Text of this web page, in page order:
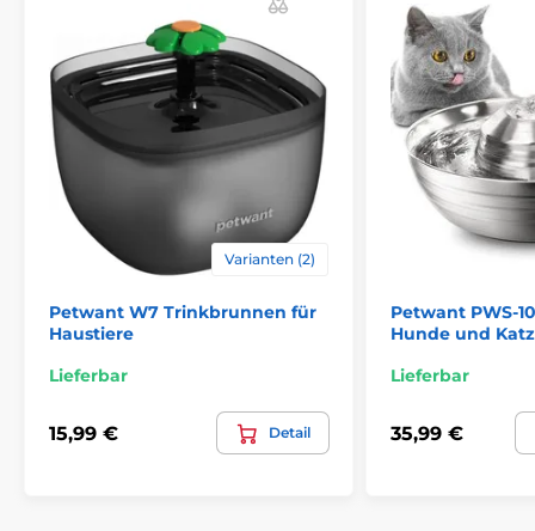
Varianten (2)
Petwant W7 Trinkbrunnen für
Haustiere
Lieferbar
15,99 € Detail
Petwant PWS-
Hunde und
Lieferbar
35,99 €